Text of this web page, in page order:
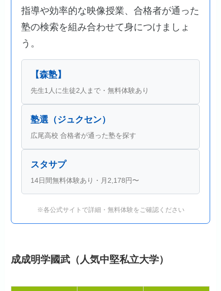
指導や効率的な映像授業、合格者が通った
塾の検索を組み合わせて身につけましょ
う。
【森塾】
先生1人に生徒2人まで・無料体験あり
塾選（ジュクセン）
広尾高校 合格者が通った塾を探す
スタサプ
14日間無料体験あり・月2,178円〜
※各公式サイトで詳細・無料体験をご確認ください
成成明学國武（人気中堅私立大学）